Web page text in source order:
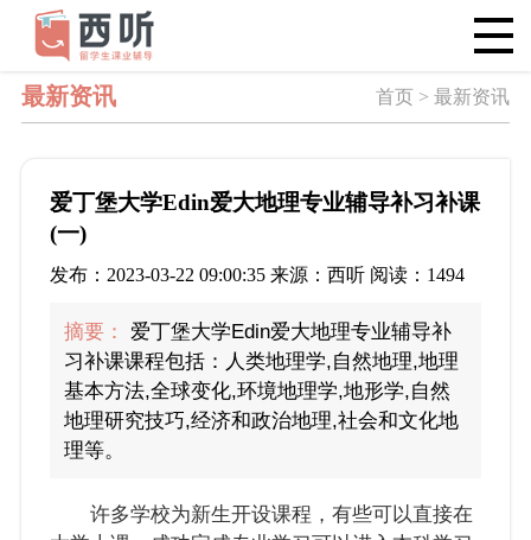
最新资讯 首页 > 最新资讯
爱丁堡大学Edin爱大地理专业辅导补习补课
(一)
发布：2023-03-22 09:00:35 来源：西听 阅读：1494
摘要：
爱丁堡大学Edin爱大地理专业辅导补
习补课课程包括：人类地理学,自然地理,地理
基本方法,全球变化,环境地理学,地形学,自然
地理研究技巧,经济和政治地理,社会和文化地
理等。
许多学校为新生开设课程，有些可以直接在